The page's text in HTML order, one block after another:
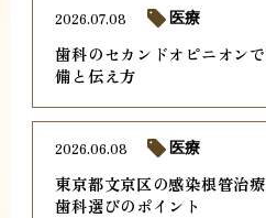
歯科のセカンドオピニオン
備と伝え方
2026.07.08 医療
東京都文京区の感染根管治
歯科選びのポイント
2026.06.08 医療